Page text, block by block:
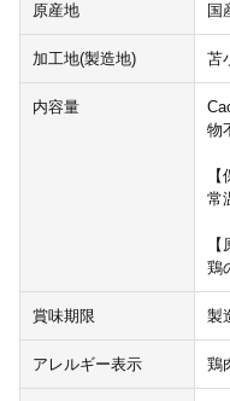
原産地 国
加工地(製造地) 苫
内容量
物
常
鶏
賞味期限 製
アレルギー表示 鶏